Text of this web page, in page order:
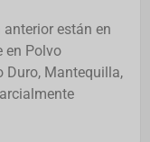
están en
en Polvo
Duro, Mantequilla,